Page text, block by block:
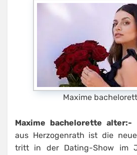
Maxime
Maxime bachelorette alter:-
aus Herzogenrath ist die
tritt in der Dating-Show im